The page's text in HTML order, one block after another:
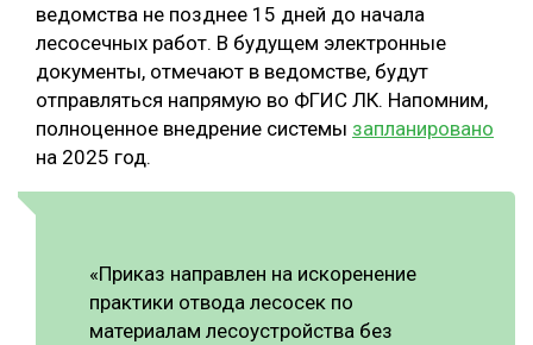
БЕЗОПАСНОЕ ПРОИЗВОДСТВО
СУШКА ДРЕВЕСИНЫ
МЕБЕЛЬНОЕ ПРОИЗВОДСТВО
ведомства не позднее 15 дней до начала
лесосечных работ. В будущем электронные
документы, отмечают в ведомстве, будут
отправляться напрямую во ФГИС ЛК. Напомним,
полноценное внедрение системы запланировано
на 2025 год.
«Приказ направлен на искоренение
практики отвода лесосек по
материалам лесоустройства без